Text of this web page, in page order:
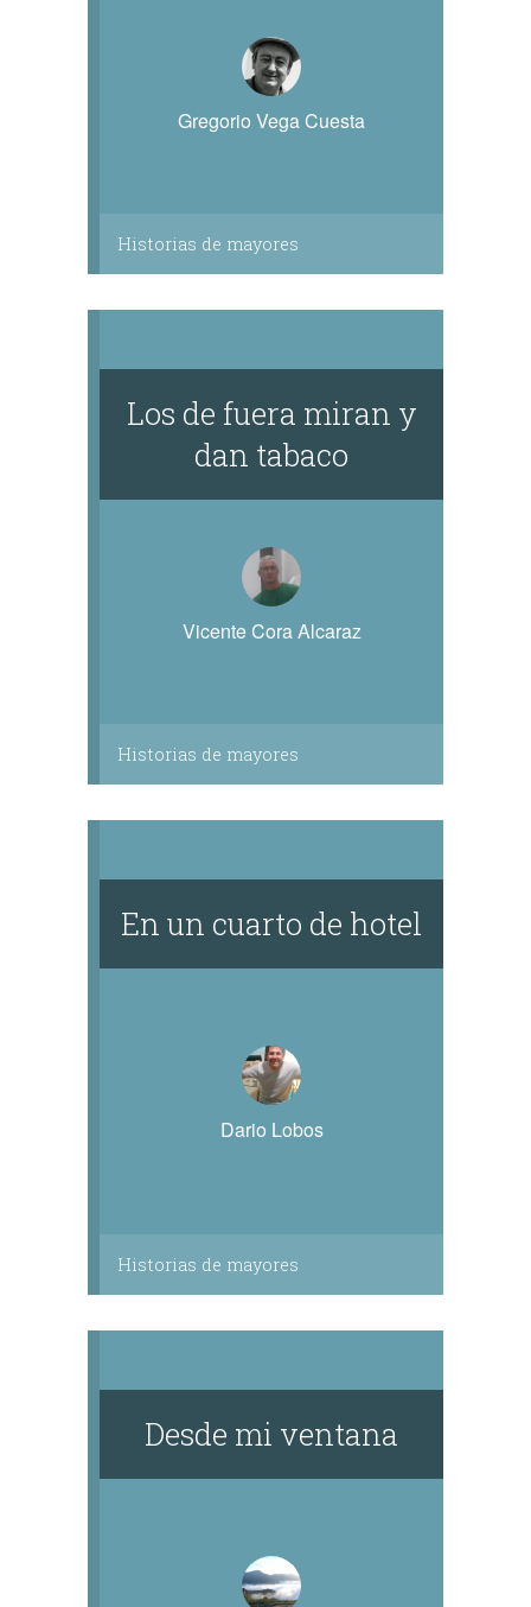
Gregorio Vega Cuesta
Historias de mayores
Los de fuera miran y
dan tabaco
Vicente Cora Alcaraz
Historias de mayores
En un cuarto de hotel
Dario Lobos
Historias de mayores
Desde mi ventana